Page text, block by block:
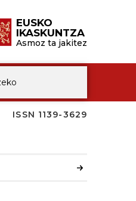
EUSKO
IKASKUNTZA
Asmoz ta jakitez
ISSN 1139-3629